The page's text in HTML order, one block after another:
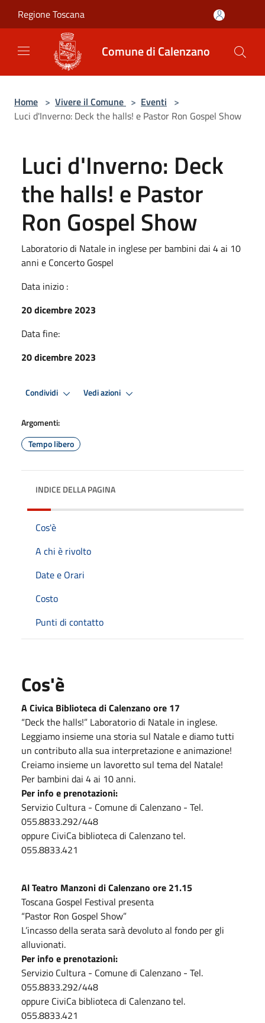
Regione Toscana
Comune di Calenzano
Home > Vivere il Comune > Eventi >
Luci d'Inverno: Deck the halls! e Pastor Ron Gospel Show
Luci d'Inverno: Deck
the halls! e Pastor
Ron Gospel Show
Laboratorio di Natale in inglese per bambini dai 4 ai 10
anni e Concerto Gospel
Data inizio :
20 dicembre 2023
Data fine:
20 dicembre 2023
Condividi Vedi azioni
Argomenti:
Tempo libero
INDICE DELLA PAGINA
Cos'è
A chi è rivolto
Date e Orari
Costo
Punti di contatto
Cos'è
A Civica Biblioteca di Calenzano ore 17
“Deck the halls!” Laboratorio di Natale in inglese.
Leggiamo insieme una storia sul Natale e diamo tutti
un contributo alla sua interpretazione e animazione!
Creiamo insieme un lavoretto sul tema del Natale!
Per bambini dai 4 ai 10 anni.
Per info e prenotazioni:
Servizio Cultura - Comune di Calenzano - Tel.
055.8833.292/448
oppure CiviCa biblioteca di Calenzano tel.
055.8833.421
Al Teatro Manzoni di Calenzano ore 21.15
Toscana Gospel Festival presenta
“Pastor Ron Gospel Show”
L’incasso della serata sarà devoluto al fondo per gli
alluvionati.
Per info e prenotazioni:
Servizio Cultura - Comune di Calenzano - Tel.
055.8833.292/448
oppure CiviCa biblioteca di Calenzano tel.
055.8833.421